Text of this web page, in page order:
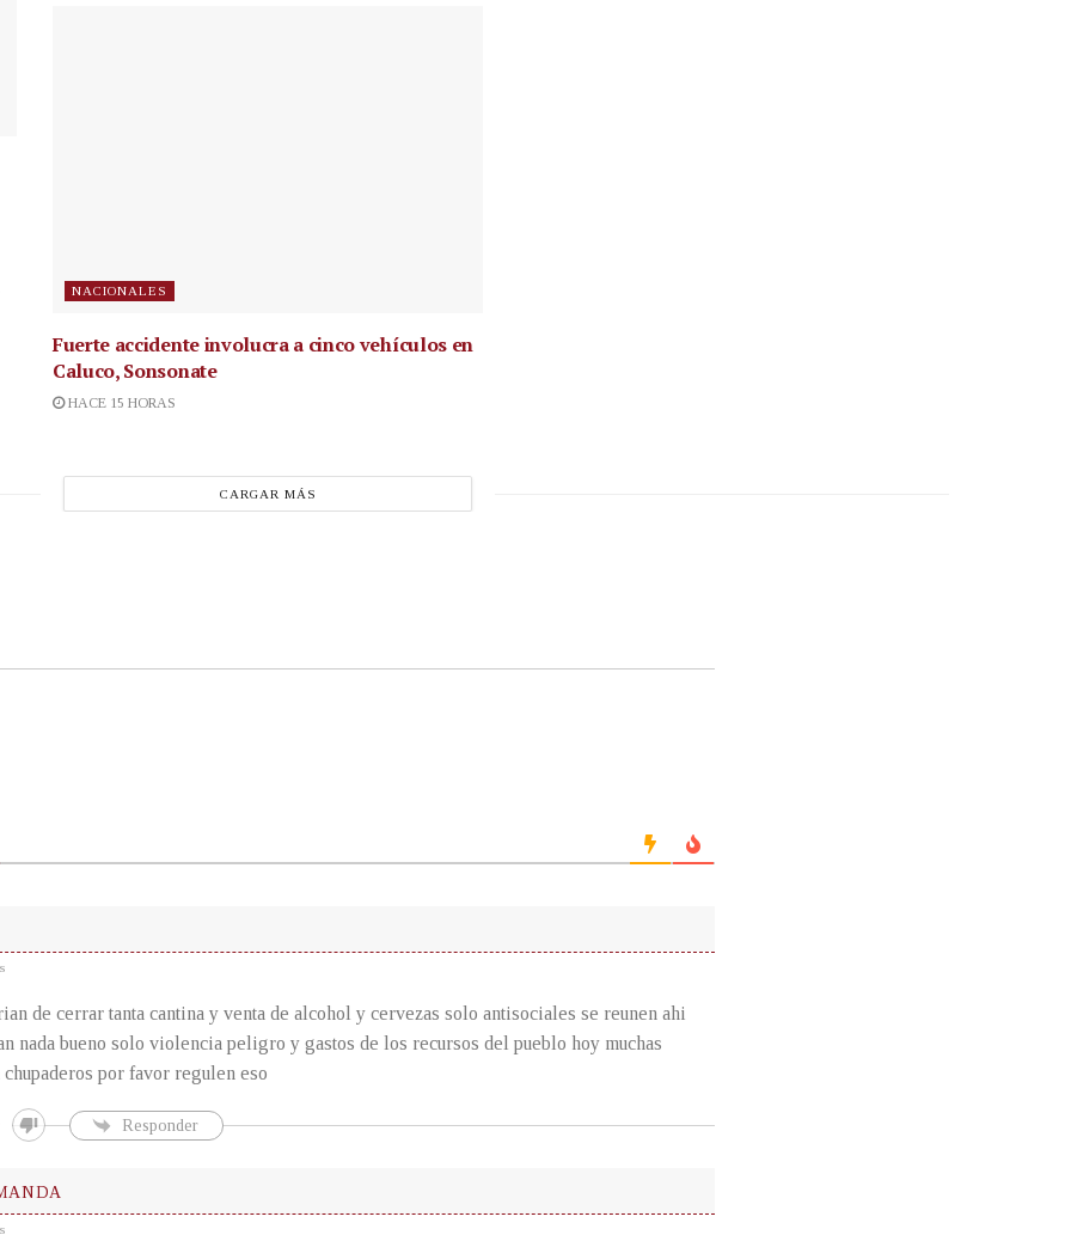
NACIONALES
Fuerte accidente involucra a cinco vehículos en
Caluco, Sonsonate
HACE 15 HORAS
CARGAR MÁS
de cerrar tanta cantina y venta de alcohol y cervezas solo antisociales se reunen ahi
nada bueno solo violencia peligro y gastos de los recursos del pueblo hoy muchas
por favor regulen eso
Responder